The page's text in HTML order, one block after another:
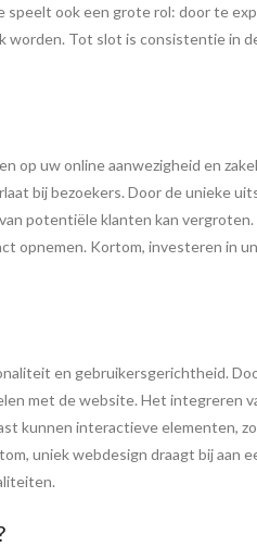
ook een grote rol: door te
worden. Tot slot is consistentie in
uw online aanwezigheid en
bij bezoekers. Door de unieke
potentiële klanten kan vergroten.
opnemen. Kortom, investeren in
en gebruikersgerichtheid.
met de website. Het integreren
kunnen interactieve elementen,
uniek webdesign draagt bij aan